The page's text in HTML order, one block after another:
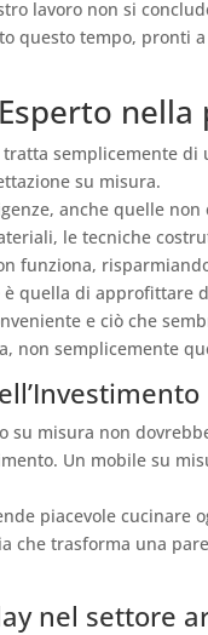
lavoro non si
questo tempo, pronti
semplicemente
su misura.
anche quelle
le tecniche
funziona,
quella di approfittare
e ciò che
non semplicemente
misura non
Un mobile su
piacevole cucinare
che trasforma una
nel settore